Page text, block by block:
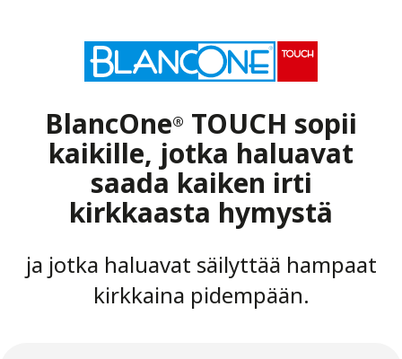
BlancOne® TOUCH sopii
kaikille, jotka haluavat
saada kaiken irti
kirkkaasta hymystä
ja jotka haluavat säilyttää hampaat
kirkkaina pidempään.